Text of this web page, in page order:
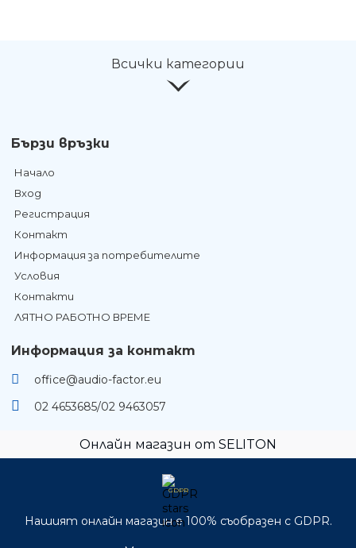
Всички категории
Бързи връзки
Начало
Вход
Регистрация
Контакт
Информация за потребителите
Условия
Контакти
ЛЯТНО РАБОТНО ВРЕМЕ
Информация за контакт
office@audio-factor.eu
02 4653685/02 9463057
Онлайн магазин от SELITON
GDPR
Нашият онлайн магазин е 100% съобразен с GDPR.